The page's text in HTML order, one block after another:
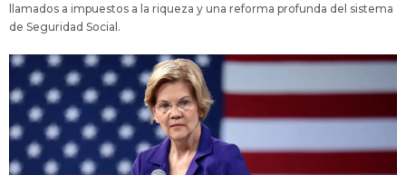
llamados a impuestos a la riqueza y una reforma profunda del sistema
de Seguridad Social.